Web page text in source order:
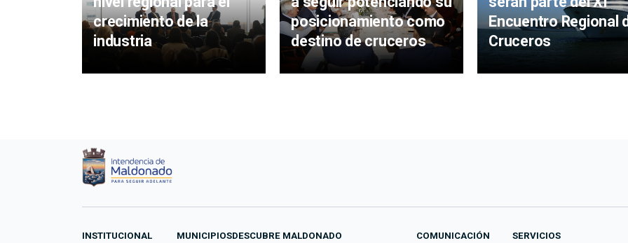
crecimiento de la
industria
posicionamiento como
destino de cruceros
Encuentro Regional
Cruceros
INSTITUCIONAL MUNICIPIOSDESCUBRE MALDONADO COMUNICACIÓN SERVICIOS